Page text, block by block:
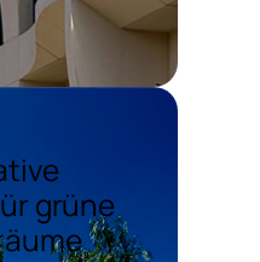
grüne